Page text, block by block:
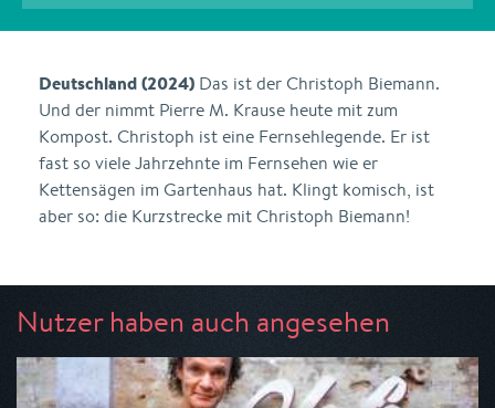
Deutschland (2024) Das ist der Christoph Biemann.
Und der nimmt Pierre M. Krause heute mit zum
Kompost. Christoph ist eine Fernsehlegende. Er ist
fast so viele Jahrzehnte im Fernsehen wie er
Kettensägen im Gartenhaus hat. Klingt komisch, ist
aber so: die Kurzstrecke mit Christoph Biemann!
Nutzer haben auch angesehen